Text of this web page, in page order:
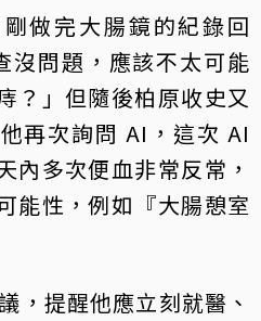
做完大腸鏡的紀錄回
沒問題，應該不太可能
？」但隨後柏原收史又
再次詢問 AI，這次 AI
內多次便血非常反常，
能性，例如『大腸憩室
，提醒他應立刻就醫、